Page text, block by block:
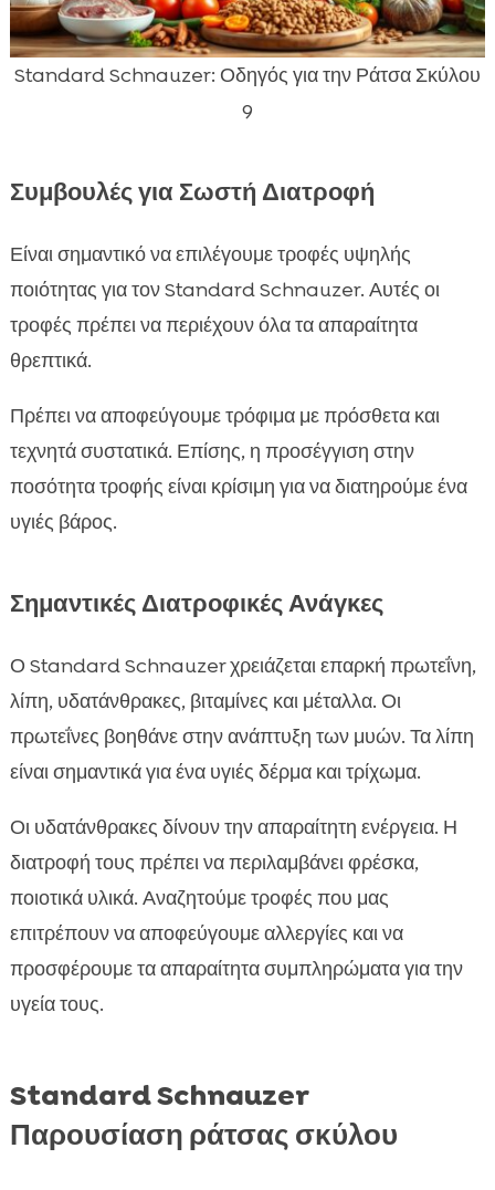
Standard Schnauzer: Οδηγός για την Ράτσα Σκύλου
9
Συμβουλές για Σωστή Διατροφή
Είναι σημαντικό να επιλέγουμε τροφές υψηλής
ποιότητας για τον Standard Schnauzer. Αυτές οι
τροφές πρέπει να περιέχουν όλα τα απαραίτητα
θρεπτικά.
Πρέπει να αποφεύγουμε τρόφιμα με πρόσθετα και
τεχνητά συστατικά. Επίσης, η προσέγγιση στην
ποσότητα τροφής είναι κρίσιμη για να διατηρούμε ένα
υγιές βάρος.
Σημαντικές Διατροφικές Ανάγκες
Ο Standard Schnauzer χρειάζεται επαρκή πρωτεΐνη,
λίπη, υδατάνθρακες, βιταμίνες και μέταλλα. Οι
πρωτεΐνες βοηθάνε στην ανάπτυξη των μυών. Τα λίπη
είναι σημαντικά για ένα υγιές δέρμα και τρίχωμα.
Οι υδατάνθρακες δίνουν την απαραίτητη ενέργεια. Η
διατροφή τους πρέπει να περιλαμβάνει φρέσκα,
ποιοτικά υλικά. Αναζητούμε τροφές που μας
επιτρέπουν να αποφεύγουμε αλλεργίες και να
προσφέρουμε τα απαραίτητα συμπληρώματα για την
υγεία τους.
Standard Schnauzer
Παρουσίαση ράτσας σκύλου